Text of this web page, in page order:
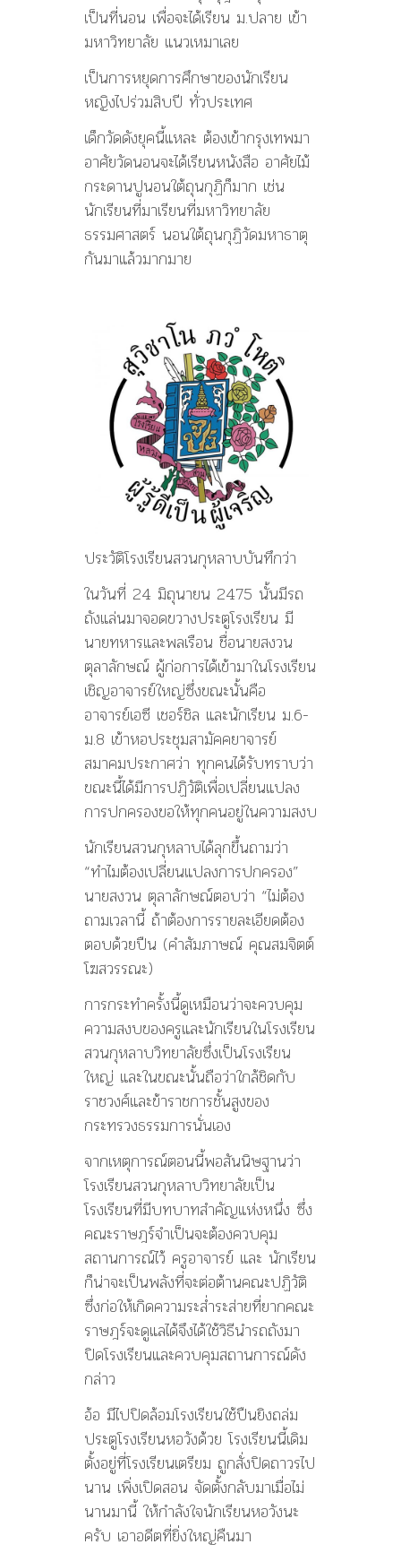
เป็นที่นอน เพื่อจะได้เรียน ม.ปลาย เข้า
มหาวิทยาลัย แนวเหมาเลย
เป็นการหยุดการศึกษาของนักเรียน
หญิงไปร่วมสิบปี ทั่วประเทศ
เด็กวัดดังยุคนี้แหละ ต้องเข้ากรุงเทพมา
อาศัยวัดนอนจะได้เรียนหนังสือ อาศัยไม้
กระดานปูนอนใต้ถุนกุฏิก็มาก เช่น
นักเรียนที่มาเรียนที่มหาวิทยาลัย
ธรรมศาสตร์ นอนใต้ถุนกุฏิวัดมหาธาตุ
กันมาแล้วมากมาย
ประวัติโรงเรียนสวนกุหลาบบันทึกว่า
ในวันที่ 24 มิถุนายน 2475 นั้นมีรถ
ถังแล่นมาจอดขวางประตูโรงเรียน มี
นายทหารและพลเรือน ชื่อนายสงวน
ตุลาลักษณ์ ผู้ก่อการได้เข้ามาในโรงเรียน
เชิญอาจารย์ใหญ่ซึ่งขณะนั้นคือ
อาจารย์เอซี เชอร์ชิล และนักเรียน ม.6-
ม.8 เข้าหอประชุมสามัคคยาจารย์
สมาคมประกาศว่า ทุกคนได้รับทราบว่า
ขณะนี้ได้มีการปฏิวัติเพื่อเปลี่ยนแปลง
การปกครองขอให้ทุกคนอยู่ในความสงบ
นักเรียนสวนกุหลาบได้ลุกขึ้นถามว่า
“ทำไมต้องเปลี่ยนแปลงการปกครอง”
นายสงวน ตุลาลักษณ์ตอบว่า “ไม่ต้อง
ถามเวลานี้ ถ้าต้องการรายละเอียดต้อง
ตอบด้วยปืน (คำสัมภาษณ์ คุณสมจิตต์
โฆสวรรณะ)
การกระทำครั้งนี้ดูเหมือนว่าจะควบคุม
ความสงบของครูและนักเรียนในโรงเรียน
สวนกุหลาบวิทยาลัยซึ่งเป็นโรงเรียน
ใหญ่ และในขณะนั้นถือว่าใกล้ชิดกับ
ราชวงศ์และข้าราชการชั้นสูงของ
กระทรวงธรรมการนั่นเอง
จากเหตุการณ์ตอนนี้พอสันนิษฐานว่า
โรงเรียนสวนกุหลาบวิทยาลัยเป็น
โรงเรียนที่มีบทบาทสำคัญแห่งหนึ่ง ซึ่ง
คณะราษฎร์จำเป็นจะต้องควบคุม
สถานการณ์ไว้ ครูอาจารย์ และ นักเรียน
ก็น่าจะเป็นพลังที่จะต่อต้านคณะปฏิวัติ
ซึ่งก่อให้เกิดความระส่ำระส่ายที่ยากคณะ
ราษฎร์จะดูแลได้จึงได้ใช้วิธีนำรถถังมา
ปิดโรงเรียนและควบคุมสถานการณ์ดัง
กล่าว
อ้อ มีไปปิดล้อมโรงเรียนใช้ปืนยิงถล่ม
ประตูโรงเรียนหอวังด้วย โรงเรียนนี้เดิม
ตั้งอยู่ที่โรงเรียนเตรียม ถูกสั่งปิดถาวรไป
นาน เพิ่งเปิดสอน จัดตั้งกลับมาเมื่อไม่
นานมานี้ ให้กำลังใจนักเรียนหอวังนะ
ครับ เอาอดีตที่ยิ่งใหญ่คืนมา